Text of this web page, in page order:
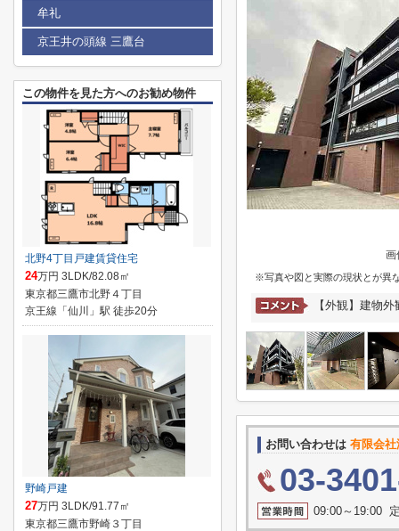
画
※写真や図と実際の現状とが異
【外観】建物
お問い合わせは 有限会社
03-
09:00～19:00
牟礼
京王井の頭線 三鷹台
この物件を見た方へのお勧め物件
北野4丁目戸建賃貸住宅
24万円 3LDK/82.08㎡
東京都三鷹市北野４丁目
京王線「仙川」駅 徒歩20分
野崎戸建
27万円 3LDK/91.77㎡
東京都三鷹市野崎３丁目